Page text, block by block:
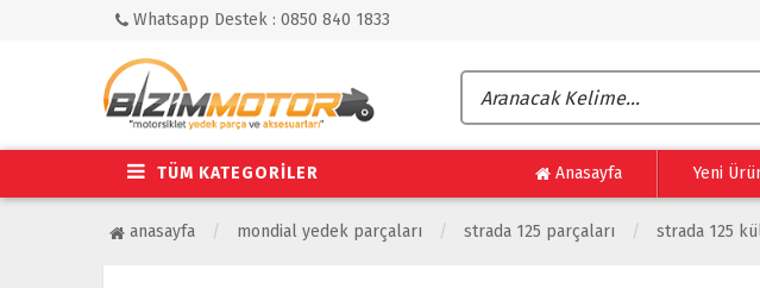
Whatsapp Destek : 0850 840 1833
TÜM KATEGORİLER Anasayfa Yeni
anasayfa mondial yedek parçaları strada 125 parçaları strada 125